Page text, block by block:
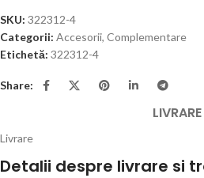
SKU: 322312-4
Categorii: Accesorii, Complementare
Etichetă: 322312-4
Share:
LIVRARE
Livrare
Detalii despre livrare si